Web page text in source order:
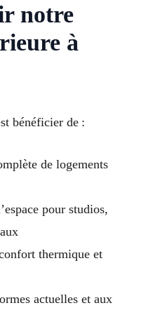
notre
à
bénéficier de :
de logements
pour studios,
thermique et
actuelles et aux